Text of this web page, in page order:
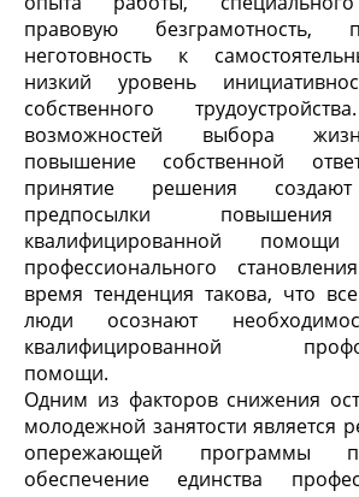
правовую безграмотность,
неготовность к
низкий уровень
собственного
возможностей выбора
повышение собственной
принятие решения
предпосылки повышения
квалифицированной
профессионального
время тенденция такова, что
люди осознают
квалифицированной
помощи.
Одним из факторов снижения
молодежной занятости является
опережающей программы
обеспечение единства